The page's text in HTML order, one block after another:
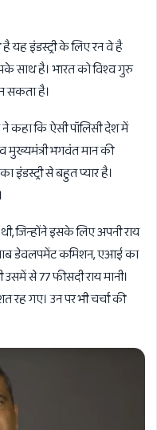
इंडस्ट्री के लिए रन वे है
साथ है। भारत को विश्व गुरु
सकता है।
ने कहा कि ऐसी पॉलिसी देश में
मुख्यमंत्री भगवंत मान की
इंडस्ट्री से बहुत प्यार है।
जिन्होंने इसके लिए अपनी राय
डेवलपमेंट कमिशन, एआई का
से 77 फीसदी राय मानी।
रह गए। उन पर भी चर्चा की